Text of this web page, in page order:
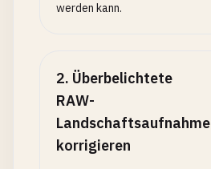
werden kann.
2. Überbelichtete
RAW-
Landschaftsaufnahme
korrigieren